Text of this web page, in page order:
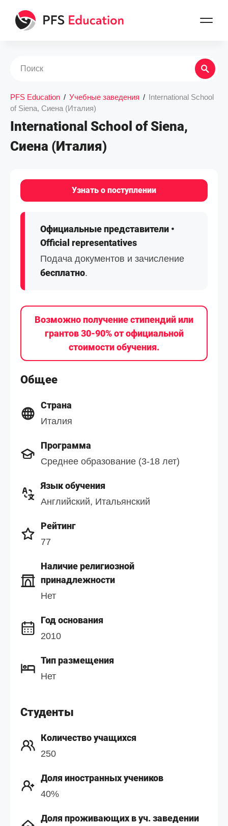
PFS Education / Учебные заведения / International School
of Siena, Сиена (Италия)
International School of Siena,
Сиена (Италия)
Узнать о поступлении
Официальные представители •
Official representatives
Подача документов и зачисление
бесплатно.
Возможно получение стипендий или
грантов 30-90% от официальной
стоимости обучения.
Общее
Страна
Италия
Программа
Среднее образование (3-18 лет)
Язык обучения
Английский, Итальянский
Рейтинг
77
Наличие религиозной
принадлежности
Нет
Год основания
2010
Тип размещения
Нет
Студенты
Количество учащихся
250
Доля иностранных учеников
40%
Доля проживающих в уч. заведении